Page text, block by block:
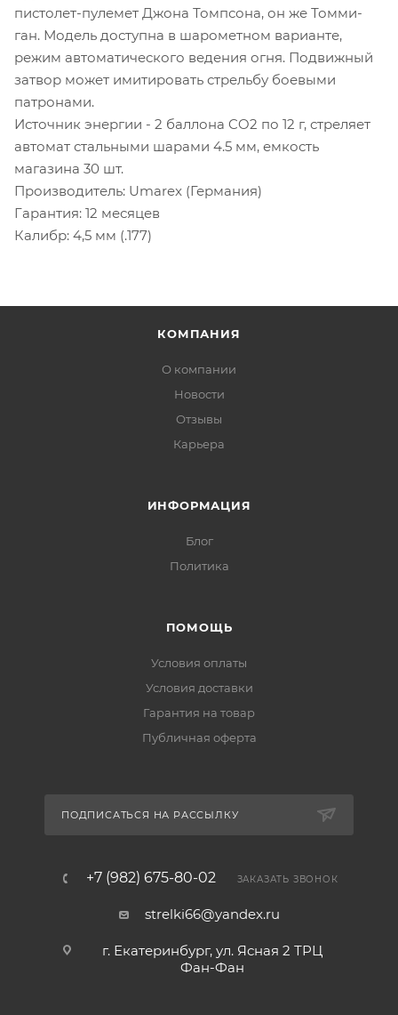
пистолет-пулемет Джона Томпсона, он же Томми-
ган. Модель доступна в шарометном варианте,
режим автоматического ведения огня. Подвижный
затвор может имитировать стрельбу боевыми
патронами.
Источник энергии - 2 баллона CO2 по 12 г, стреляет
автомат стальными шарами 4.5 мм, емкость
магазина 30 шт.
Производитель: Umarex (Германия)
Гарантия: 12 месяцев
Калибр: 4,5 мм (.177)
КОМПАНИЯ
О компании
Новости
Отзывы
Карьера
ИНФОРМАЦИЯ
Блог
Политика
ПОМОЩЬ
Условия оплаты
Условия доставки
Гарантия на товар
Публичная оферта
ПОДПИСАТЬСЯ НА РАССЫЛКУ
+7 (982) 675-80-02 ЗАКАЗАТЬ ЗВОНОК
strelki66@yandex.ru
г. Екатеринбург, ул. Ясная 2 ТРЦ
Фан-Фан